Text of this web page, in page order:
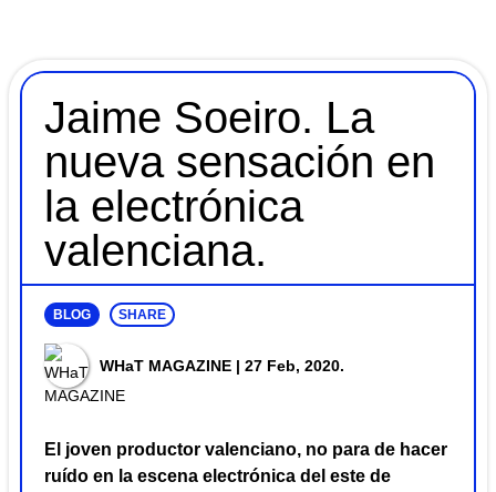
Jaime Soeiro. La
nueva sensación en
la electrónica
valenciana.
BLOG SHARE
WHaT MAGAZINE | 27 Feb, 2020.
El joven productor valenciano, no para de hacer
ruído en la escena electrónica del este de